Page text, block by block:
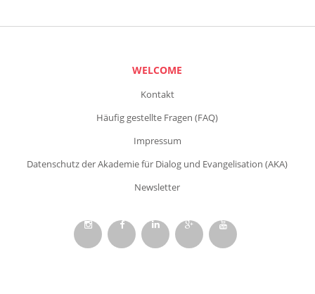
WELCOME
Kontakt
Häufig gestellte Fragen (FAQ)
Impressum
Datenschutz der Akademie für Dialog und Evangelisation (AKA)
Newsletter